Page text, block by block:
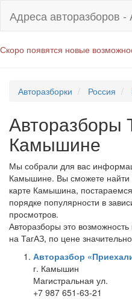
Адреса авторазборов -
Скоро появятся новые
Авторазборки Россия
Авторазборы
Камышине
Мы собрали для вас
Камышине. Вы сможете найти
карте Камышина,
порядке популярности в
просмотров.
Авторазборы это возможность
на ТагАЗ, по цене
Авторазбор
г. Камышин
Магистральная ул.
+7 987 651-63-21